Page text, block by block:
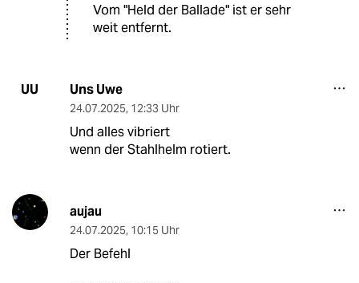
Vom "Held der Ballade" ist er sehr
weit entfernt.
UU Uns Uwe
24.07.2025, 12:33 Uhr
Und alles vibriert
wenn der Stahlhelm rotiert.
aujau
24.07.2025, 10:15 Uhr
Der Befehl